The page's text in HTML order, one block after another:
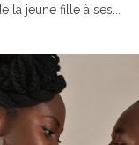
la jeune fille à ses...